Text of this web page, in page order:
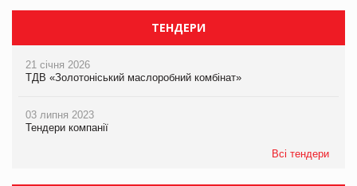
ТЕНДЕРИ
21 січня 2026
ТДВ «Золотоніський маслоробний комбінат»
03 липня 2023
Тендери компанії
Всі тендери